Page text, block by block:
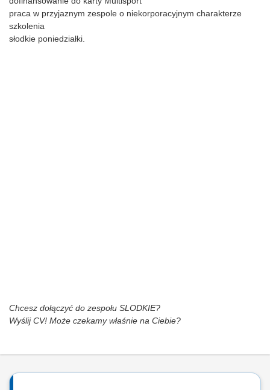
praca w przyjaznym zespole o niekorporacyjnym charakterze
szkolenia
słodkie poniedziałki.
Chcesz dołączyć do zespołu SLODKIE?
Wyślij CV! Może czekamy właśnie na Ciebie?